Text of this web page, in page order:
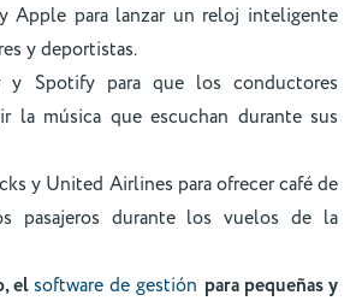
Apple para lanzar un reloj inteligente
y deportistas.
y Spotify para que los conductores
la música que escuchan durante sus
y United Airlines para ofrecer café de
pasajeros durante los vuelos de la
el software de gestión para pequeñas y